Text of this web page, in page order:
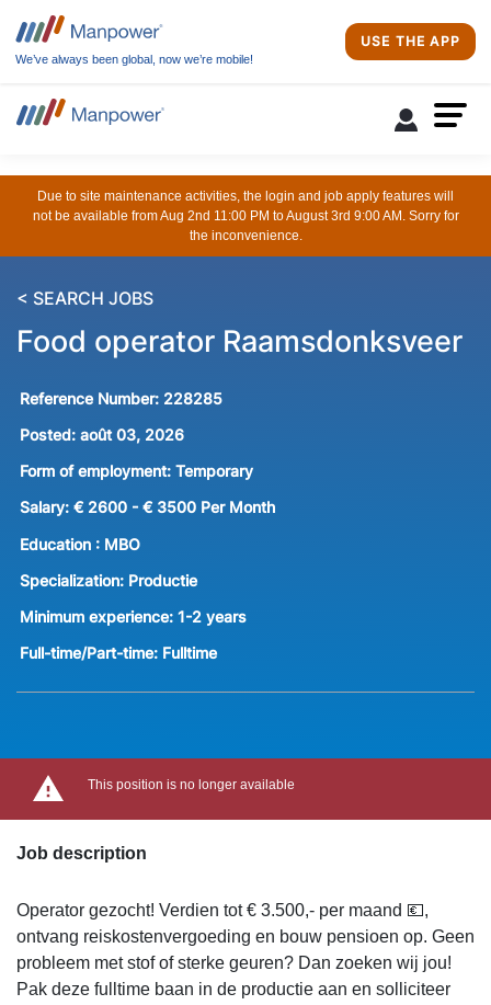
We’ve always been global, now we’re mobile!
USE THE APP
Due to site maintenance activities, the login and job apply features will
not be available from Aug 2nd 11:00 PM to August 3rd 9:00 AM. Sorry for
the inconvenience.
< SEARCH JOBS
Food operator Raamsdonksveer
Reference Number: 228285
Posted: août 03, 2026
Form of employment: Temporary
Salary: € 2600 - € 3500 Per Month
Education : MBO
Specialization: Productie
Minimum experience: 1-2 years
Full-time/Part-time: Fulltime
This position is no longer available
Job description
Operator gezocht! Verdien tot € 3.500,- per maand 💶,
ontvang reiskostenvergoeding en bouw pensioen op. Geen
probleem met stof of sterke geuren? Dan zoeken wij jou!
Pak deze fulltime baan in de productie aan en solliciteer